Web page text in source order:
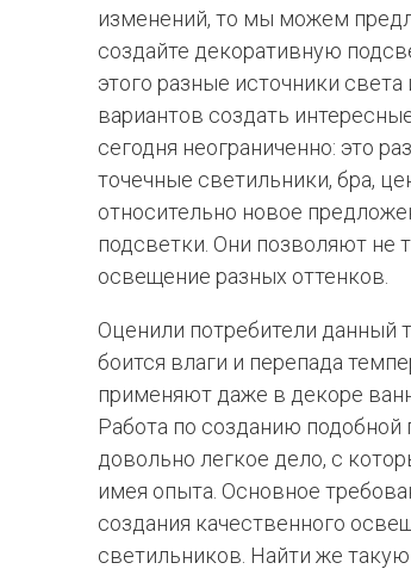
изменений, то мы можем
создайте декоративную
этого разные источники
вариантов создать
сегодня неограниченно: это
точечные светильники, бра,
относительно новое
подсветки. Они позволяют не
освещение разных оттенков.
Оценили потребители данный
боится влаги и перепада
применяют даже в декоре
Работа по созданию подобной
довольно легкое дело, с
имея опыта. Основное
создания качественного
светильников. Найти же